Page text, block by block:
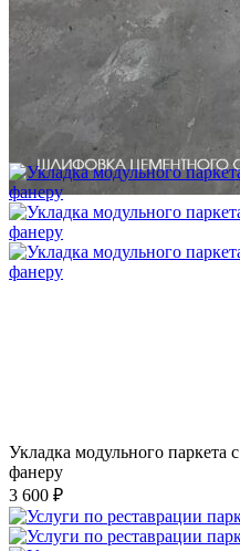
Укладка модульного паркета
Укладка модульного
фанеру
3 600 ₽